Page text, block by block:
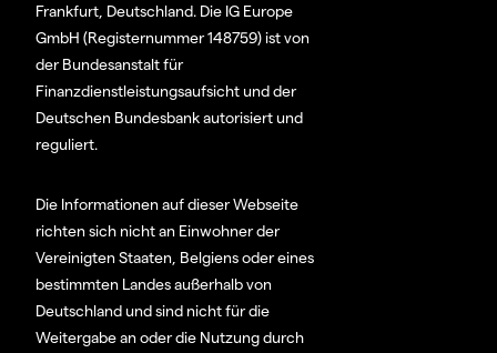
Frankfurt, Deutschland. Die IG Europe
GmbH (Registernummer 148759) ist von
der Bundesanstalt für
Finanzdienstleistungsaufsicht und der
Deutschen Bundesbank autorisiert und
reguliert.
Die Informationen auf dieser Webseite
richten sich nicht an Einwohner der
Vereinigten Staaten, Belgiens oder eines
bestimmten Landes außerhalb von
Deutschland und sind nicht für die
Weitergabe an oder die Nutzung durch